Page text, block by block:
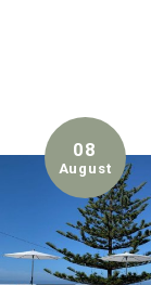
08
August